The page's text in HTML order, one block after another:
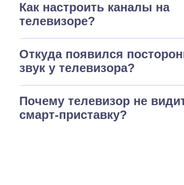
Как настроить каналы на
телевизоре?
Откуда появился
звук у телевизора?
Почему телевизор не
смарт-приставку?